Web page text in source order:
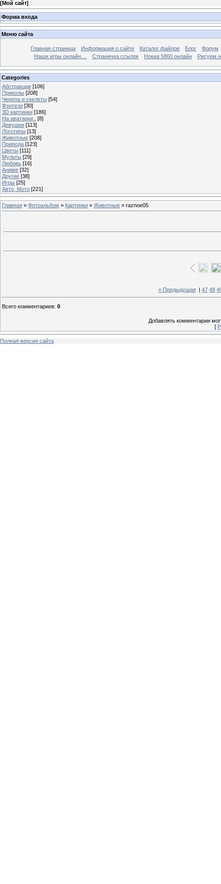
[Мой сайт]
Форма входа
Меню сайта
Главная страница Информация о сайте Каталог файлов Блог
Форум
Наши игры онлайн....
Страничка ссылок Нокиа 5800 онлайн Рисуем
Categories
Абстракции [106]
Приколы [208]
Черепа и скелеты [54]
Фэнтези [30]
3D картинки [186]
На аватарки..
[8]
Девушки [113]
Логотипы [13]
Животные [208]
Природа [123]
Цветы [111]
Мульты [29]
Любовь [16]
Аниме [32]
Другие [38]
Игры [25]
Авто, Мото [221]
Главная » Фотоальбом » Картинки » Животные » raznoe05
« Предыдущая 47 48
Всего комментариев: 0
Добавлять комментарии
[
Полная версия сайта